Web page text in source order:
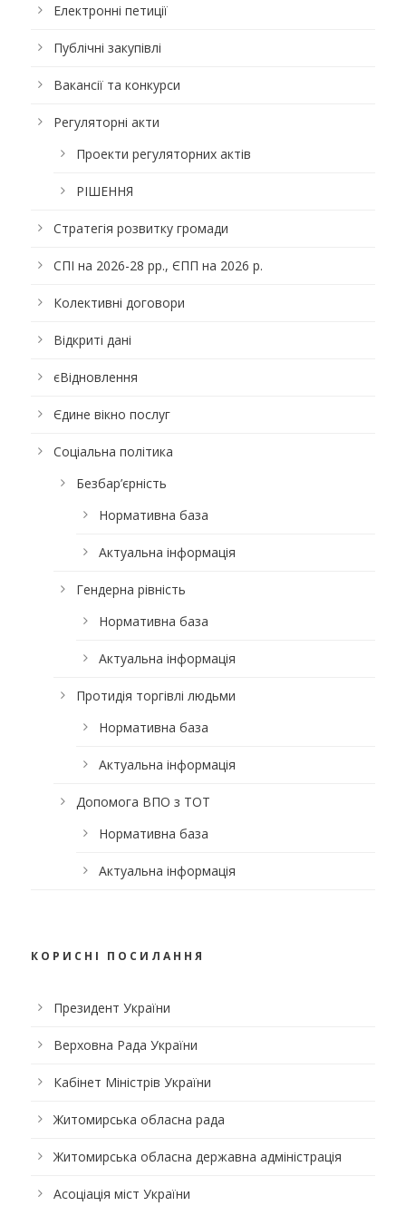
Електронні петиції
Публічні закупівлі
Вакансії та конкурси
Регуляторні акти
Проекти регуляторних актів
РІШЕННЯ
Стратегія розвитку громади
СПІ на 2026-28 рр., ЄПП на 2026 р.
Колективні договори
Відкриті дані
єВідновлення
Єдине вікно послуг
Соціальна політика
Безбар’єрність
Нормативна база
Актуальна інформація
Гендерна рівність
Нормативна база
Актуальна інформація
Протидія торгівлі людьми
Нормативна база
Актуальна інформація
Допомога ВПО з ТОТ
Нормативна база
Актуальна інформація
КОРИСНІ ПОСИЛАННЯ
Президент України
Верховна Рада України
Кабінет Міністрів України
Житомирська обласна рада
Житомирська обласна державна адміністрація
Асоціація міст України